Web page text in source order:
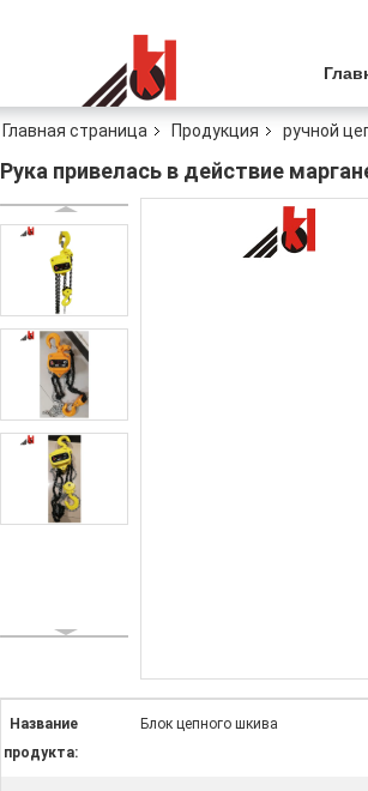
Главная страница Продукция ручной
Рука привелась в действие
Название
продукта:
Блок цепного шкива